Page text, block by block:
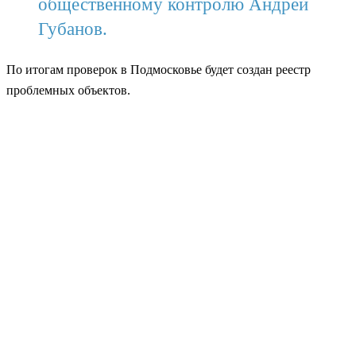
общественному контролю Андрей
Губанов.
По итогам проверок в Подмосковье будет создан реестр
проблемных объектов.